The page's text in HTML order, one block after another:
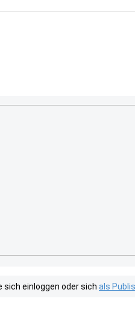
einloggen oder sich als